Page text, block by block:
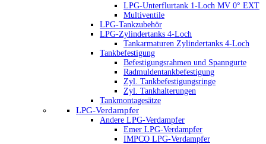
LPG-Unterflurtank 1-Loch MV 0° EXT
Multiventile
LPG-Tankzubehör
LPG-Zylindertanks 4-Loch
Tankarmaturen Zylindertanks 4-Loch
Tankbefestigung
Befestigungsrahmen und Spanngurte
Radmuldentankbefestigung
Zyl. Tankbefestigungsringe
Zyl. Tankhalterungen
Tankmontagesätze
LPG-Verdampfer
Andere LPG-Verdampfer
Emer LPG-Verdampfer
IMPCO LPG-Verdampfer